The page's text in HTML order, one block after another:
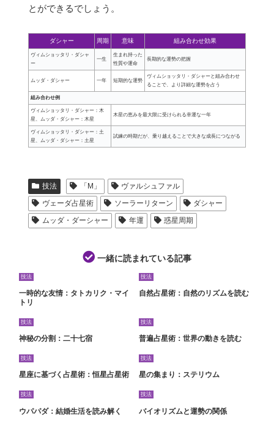
とができるでしょう。
ダシャー 周期 意味 組み合わせ効果
ヴィムショッタリ・ダシャ
ー
一生
生まれ持った
性質や運命
長期的な運勢の把握
ムッダ・ダシャー 一年 短期的な運勢
ヴィムショッタリ・ダシャーと組み合わせ
ることで、より詳細な運勢を占う
組み合わせ例
ヴィムショッタリ・ダシャー：木
星、ムッダ・ダシャー：木星
木星の恵みを最大限に受けられる幸運な一年
ヴィムショッタリ・ダシャー：土
星、ムッダ・ダシャー：土星
試練の時期だが、乗り越えることで大きな成長につながる
技法 「M」
ヴァルシュファル
ヴェーダ占星術
ソーラーリターン
ダシャー
ムッダ・ダーシャー
年運 惑星周期
一緒に読まれている記事
技法
一時的な友情：タトカリク・マイ
トリ
技法
自然占星術：自然のリズムを読む
技法
神秘の分割：二十七宿
技法
普遍占星術：世界の動きを読む
技法
星座に基づく占星術：恒星占星術
技法
星の集まり：ステリウム
技法
ウパパダ：結婚生活を読み解く
技法
バイオリズムと運勢の関係